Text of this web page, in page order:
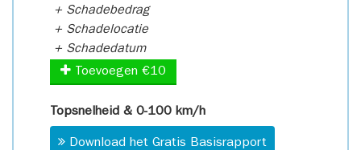
+ Schadebedrag
+ Schadelocatie
+ Schadedatum
Toevoegen €10
Topsnelheid & 0-100 km/h
Download het Gratis Basisrapport